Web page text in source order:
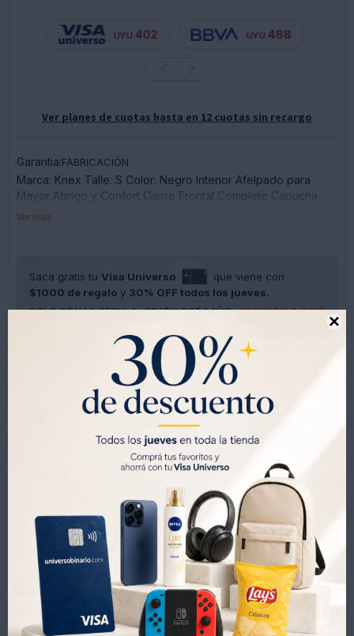

UYU 402 UYU 488
Ver planes de cuotas hasta en 12 cuotas sin recargo
Garantia:FABRICACIÓN
Marca: Knex Talle: S Color: Negro Interior Afelpado para
Mayor Abrigo y Confort Cierre Frontal Completo Capucha
Integrada Bolsillos Laterales Prácticos para Objetos
Ver mas
Saca gratis tu Visa Universo
que viene con
$1000 de regalo y 30% OFF todos los jueves.
SOLO CON LA CÉDULA , GRATIS POR 1 AÑO .SOLICITALA AQUÍ

Productos que te pueden interesar